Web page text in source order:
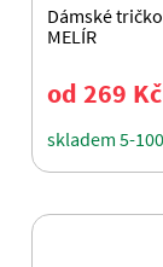
Dámské
MELÍR
od 269 Kč
skladem 5-